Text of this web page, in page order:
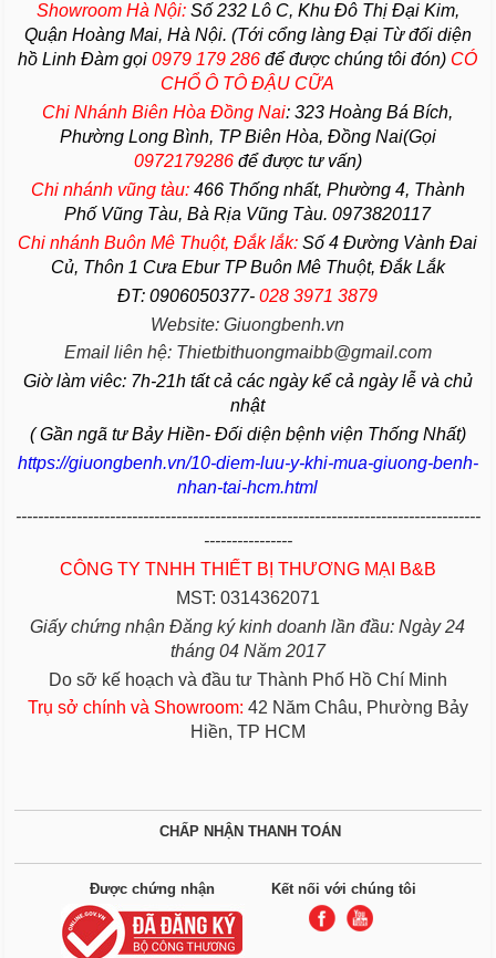
Showroom Hà Nội:Số 232 Lô C, Khu Đô Thị Đại Kim,
Quận Hoàng Mai, Hà Nội. (Tới cổng làng Đại Từ đối diện
hồ Linh Đàm gọi0979 179 286 để được chúng tôi đón) CÓ
CHỔ Ô TÔ ĐẬU CỮA
Chi Nhánh Biên Hòa Đồng Nai: 323 Hoàng Bá Bích,
Phường Long Bình, TP Biên Hòa, Đồng Nai(Gọi
0972179286để được tư vấn)
Chi nhánh vũng tàu:466 Thống nhất, Phường4, Thành
Phố Vũng Tàu, Bà Rịa Vũng Tàu. 0973820117
Chi nhánh Buôn Mê Thuột, Đắk lắk:Số 4 Đường Vành Đai
Củ, Thôn 1 Cưa Ebur TP Buôn Mê Thuột, Đắk Lắk
ĐT: 0906050377-028 3971 3879
Website: Giuongbenh.vn
Email liên hệ: Thietbithuongmaibb@gmail.com
Giờ làm viêc: 7h-21h tất cả các ngày kể cả ngày lễ và chủ
nhật
( Gần ngã tư Bảy Hiền- Đối diện bệnh viện Thống Nhất)
https://giuongbenh.vn/10-diem-luu-y-khi-mua-giuong-benh-
nhan-tai-hcm.html
------------------------------------------------------------------------------------
----------------
CÔNG TY TNHH THIẾT BỊ THƯƠNG MẠI B&B
MST: 0314362071
Giấy chứng nhận Đăng ký kinh doanh lần đầu: Ngày 24
tháng 04 Năm 2017
Do sỡ kế hoạch và đầu tư Thành Phố Hồ Chí Minh
Trụ sở chính và Showroom: 42 Năm Châu, Phường Bảy
Hiền, TP HCM
CHẤP NHẬN THANH TOÁN
Được chứng nhận Kết nối với chúng tôi